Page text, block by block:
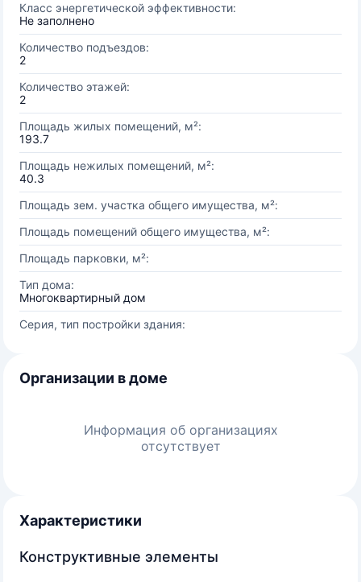
Класс энергетической эффективности:
Не заполнено
Количество подъездов:
2
Количество этажей:
2
Площадь жилых помещений, м²:
193.7
Площадь нежилых помещений, м²:
40.3
Площадь зем. участка общего имущества, м²:
Площадь помещений общего имущества, м²:
Площадь парковки, м²:
Тип дома:
Многоквартирный дом
Серия, тип постройки здания:
Организации в доме
Информация об организациях
отсутствует
Характеристики
Конструктивные элементы